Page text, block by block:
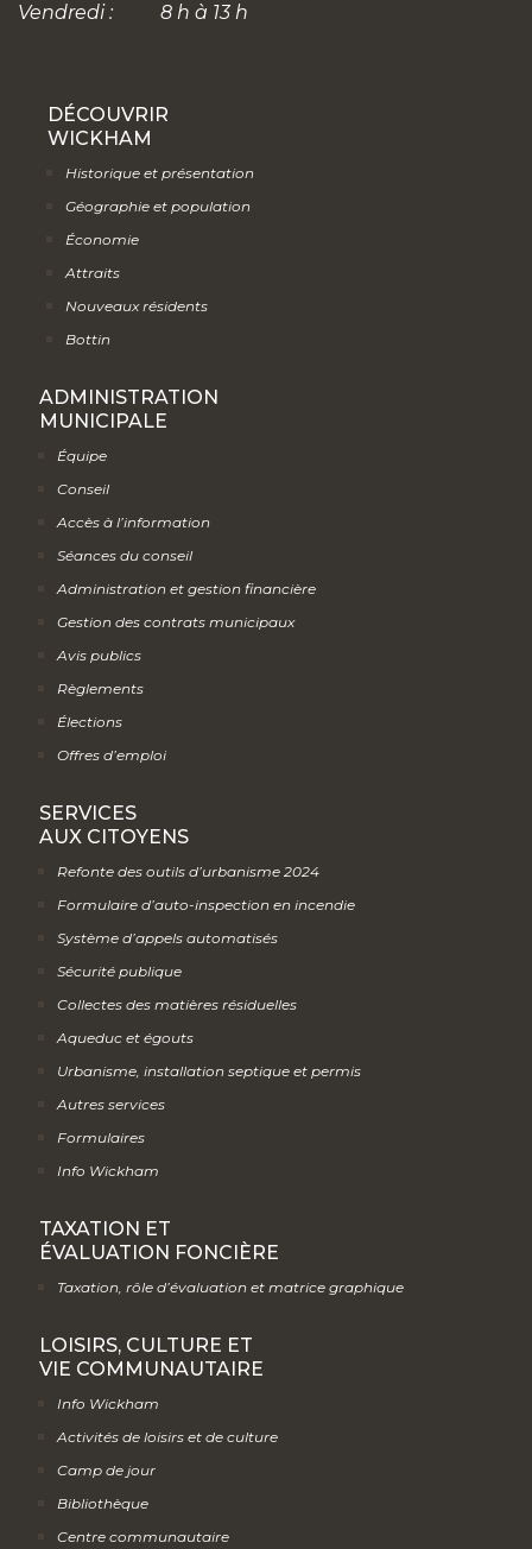
Vendredi :
8 h à 13 h
DÉCOUVRIR
WICKHAM
Historique et présentation
Géographie et population
Économie
Attraits
Nouveaux résidents
Bottin
ADMINISTRATION
MUNICIPALE
Équipe
Conseil
Accès à l’information
Séances du conseil
Administration et gestion financière
Gestion des contrats municipaux
Avis publics
Règlements
Élections
Offres d’emploi
SERVICES
AUX CITOYENS
Refonte des outils d’urbanisme 2024
Formulaire d’auto-inspection en incendie
Système d’appels automatisés
Sécurité publique
Collectes des matières résiduelles
Aqueduc et égouts
Urbanisme, installation septique et permis
Autres services
Formulaires
Info Wickham
TAXATION ET
ÉVALUATION FONCIÈRE
Taxation, rôle d’évaluation et matrice graphique
LOISIRS, CULTURE ET
VIE COMMUNAUTAIRE
Info Wickham
Activités de loisirs et de culture
Camp de jour
Bibliothèque
Centre communautaire